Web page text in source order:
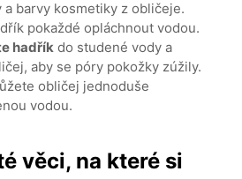
barvy kosmetiky z obličeje.
pokaždé opláchnout vodou.
hadřík do studené vody a
aby se póry pokožky zúžily.
obličej jednoduše
vodou.
věci, na které si